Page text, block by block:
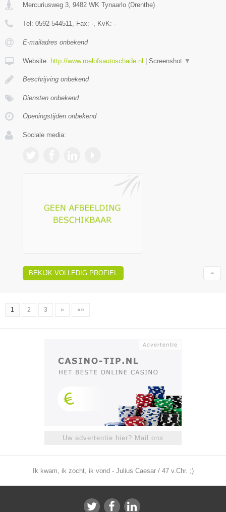
Mercuriusweg 3 9482 WK Tynaarlo (Drenthe)
Tel: 0592-544511 , Fax: - , KvK: -
E-mailadres onbekend
Website: http://www.roelofsautoschade.nl Screenshot ▼
Beschrijving onbekend
Diensten onbekend
Openingstijden onbekend
Sociale media:
BEKIJK VOLLEDIG PROFIEL
1 2 3 » »»
Uw advertentie hier? Mail ons
Ik kwam, ik zocht, ik vond - Julius Caesar / 47 v.Chr. ;)